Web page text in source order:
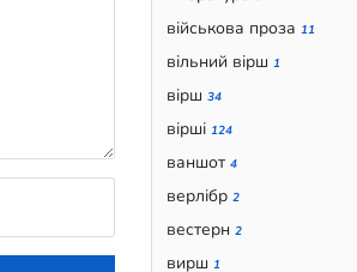
військова проза 11
вільний вірш 1
вірш 34
вірші 124
ваншот 4
верлібр 2
вестерн 2
вирш 1